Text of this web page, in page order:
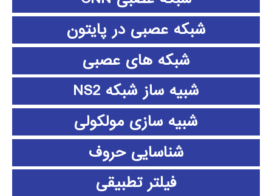
شبکه عصبی در پایتون
شبکه های عصبی
شبیه ساز شبکه NS2
شبیه سازی مولکولی
شناسایی حروف
فیلتر تطبیقی